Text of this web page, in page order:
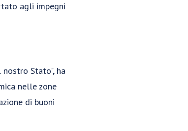
agli impegni
Stato", ha
nelle zone
di buoni